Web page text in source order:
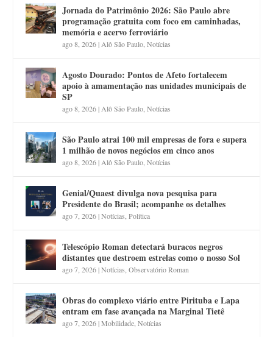
Jornada do Patrimônio 2026: São Paulo abre
programação gratuita com foco em caminhadas,
memória e acervo ferroviário
ago 8, 2026| Alô São Paulo ,Notícias
Agosto Dourado: Pontos de Afeto fortalecem
apoio à amamentação nas unidades municipais de
SP
ago 8, 2026| Alô São Paulo ,Notícias
São Paulo atrai 100 mil empresas de fora e supera
1 milhão de novos negócios em cinco anos
ago 8, 2026| Alô São Paulo ,Notícias
Genial/Quaest divulga nova pesquisa para
Presidente do Brasil; acompanhe os detalhes
ago 7, 2026|Notícias ,Política
Telescópio Roman detectará buracos negros
distantes que destroem estrelas como o nosso Sol
ago 7, 2026|Notícias ,Observatório Roman
Obras do complexo viário entre Pirituba e Lapa
entram em fase avançada na Marginal Tietê
ago 7, 2026|Mobilidade ,Notícias